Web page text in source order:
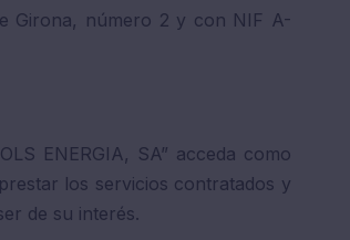
Girona, número 2 y con NIF A-
ENERGIA, SA” acceda como
los servicios contratados y
de su interés.